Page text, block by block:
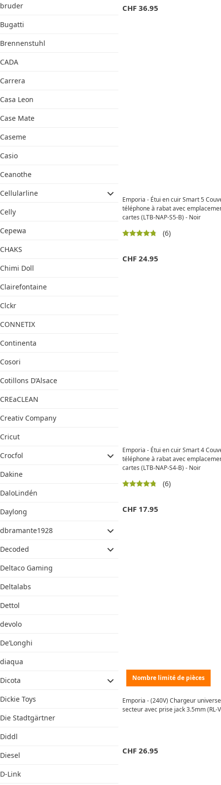
bruder
Bugatti
Brennenstuhl
CADA
Carrera
Casa Leon
Case Mate
Caseme
Casio
Ceanothe
Cellularline
Celly
Cepewa
CHAKS
Chimi Doll
Clairefontaine
Clckr
CONNETIX
Continenta
Cosori
Cotillons D’Alsace
CREaCLEAN
Creativ Company
Cricut
Crocfol
Dakine
DaloLindén
Daylong
dbramante1928
Decoded
Deltaco Gaming
Deltalabs
Dettol
devolo
De’Longhi
diaqua
Dicota
Dickie Toys
Die Stadtgärtner
Diddl
Diesel
D-Link
CHF 36.95
Emporia - Étui en cuir Smart 5
téléphone à rabat avec
cartes (LTB-NAP-S5-B) - Noir
(6)
CHF 24.95
Emporia - Étui en cuir Smart 4
téléphone à rabat avec
cartes (LTB-NAP-S4-B) - Noir
(6)
CHF 17.95
Nombre limité de pièces
Emporia - (240V) Chargeur
secteur avec prise jack 3.5mm (RL-
CHF 26.95